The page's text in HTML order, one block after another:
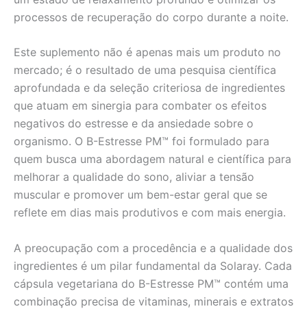
processos de recuperação do corpo durante a noite.
Este suplemento não é apenas mais um produto no
mercado; é o resultado de uma pesquisa científica
aprofundada e da seleção criteriosa de ingredientes
que atuam em sinergia para combater os efeitos
negativos do estresse e da ansiedade sobre o
organismo. O B-Estresse PM™ foi formulado para
quem busca uma abordagem natural e científica para
melhorar a qualidade do sono, aliviar a tensão
muscular e promover um bem-estar geral que se
reflete em dias mais produtivos e com mais energia.
A preocupação com a procedência e a qualidade dos
ingredientes é um pilar fundamental da Solaray. Cada
cápsula vegetariana do B-Estresse PM™ contém uma
combinação precisa de vitaminas, minerais e extratos